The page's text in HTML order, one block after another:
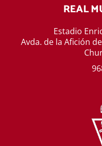
REAL
Estadio
Avda. de la Afición